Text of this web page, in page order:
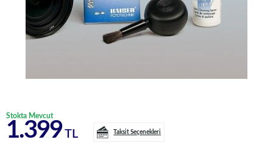
Stokta Mevcut
1.399 TL Taksit Seçenekleri